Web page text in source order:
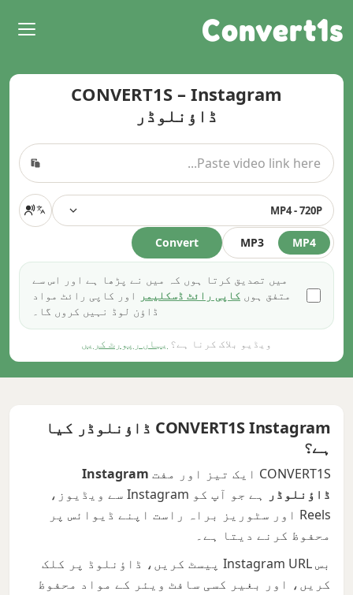
Convert1s
CONVERT1S – Instagram
ڈاؤنلوڈر
MP4
MP3
MP4 - 720P
Convert
میں تصدیق کرتا ہوں کہ میں نے پڑھا ہے اور اس سے
متفق ہوں کاپی رائٹ ڈسکلیمر
اور کاپی رائٹ مواد
ڈاؤن لوڈ نہیں کروں گا۔
ویڈیو بلاک کرنا ہے؟ یہاں رپورٹ کریں
CONVERT1S Instagram ڈاؤنلوڈر کیا
ہے؟
CONVERT1S ایک تیز اور مفت
Instagram
ڈاؤنلوڈر
ہے جو آپ کو Instagram سے ویڈیوز،
Reels اور سٹوریز براہ راست اپنے ڈیوائس پر
محفوظ کرنے دیتا ہے۔
بس Instagram URL پیسٹ کریں، ڈاؤنلوڈ پر کلک
کریں، اور بغیر کسی سافٹ ویئر کے مواد محفوظ